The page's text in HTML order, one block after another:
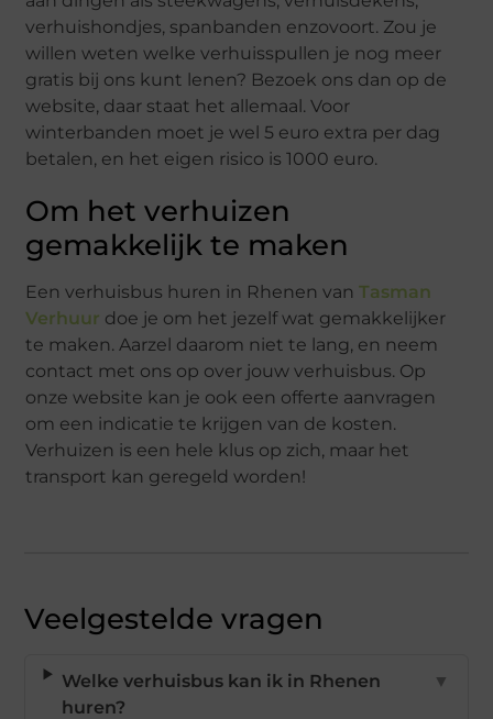
verhuishondjes, spanbanden enzovoort. Zou je
willen weten welke verhuisspullen je nog meer
gratis bij ons kunt lenen? Bezoek ons dan op de
website, daar staat het allemaal. Voor
winterbanden moet je wel 5 euro extra per dag
betalen, en het eigen risico is 1000 euro.
Om het verhuizen
gemakkelijk te maken
Een verhuisbus huren in Rhenen vanTasman
Verhuur doe je om het jezelf wat gemakkelijker
te maken. Aarzel daarom niet te lang, en neem
contact met ons op over jouw verhuisbus. Op
onze website kan je ook een offerte aanvragen
om een indicatie te krijgen van de kosten.
Verhuizen is een hele klus op zich, maar het
transport kan geregeld worden!
Veelgestelde vragen
Welke verhuisbus kan ik in Rhenen
huren?
▼